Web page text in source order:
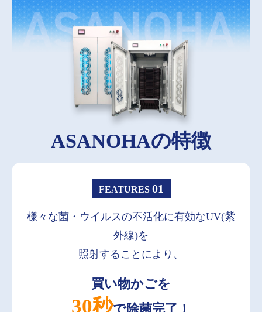
ASANOHAの特徴
FEATURES 01
様々な菌・ウイルスの不活化に有効なUV(紫
外線)を
照射することにより、
買い物かごを
30秒で除菌完了！